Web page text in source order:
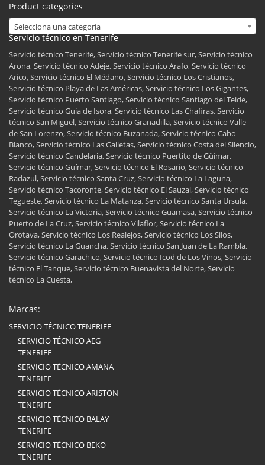
Product categories
Selecciona una categoría
Servicio técnico en Tenerife
Servicio técnico Tenerife, Servicio técnico Tenerife sur, Servicio técnico
Arona, Servicio técnico Adeje, Servicio técnico Arafo, Servicio técnico
Arico, Servicio técnico El Médano, Servicio técnico Los Cristianos,
Servicio técnico Playa de Las Américas, Servicio técnico Los Gigantes,
Servicio técnico Puerto Santiago, Servicio técnico Santiago del Teide,
Servicio técnico Guía de Isora, Servicio técnico Las Chafiras, Servicio
técnico San Miguel, Servicio técnico Granadilla, Servicio técnico Valle
de San Lorenzo, Servicio técnico Buzanada, Servicio técnico Cabo
Blanco, Servicio técnico Las Galletas, Servicio técnico Costa del Silencio,
Servicio técnico Candelaria, Servicio técnico Puertito de Güímar,
Servicio técnico Güímar, Servicio técnico El Rosario, Servicio técnico
Radazul, Servicio técnico Santa Cruz, Servicio técnico La Laguna,
Servicio técnico Tacoronte, Servicio técnico El Sauzal, Servicio técnico
Tegueste, Servicio técnico La Matanza, Servicio técnico Santa Ursula,
Servicio técnico La Victoria, Servicio técnico Guamasa, Servicio técnico
Puerto de La Cruz, Servicio técnico Vilaflor, Servicio técnico La
Orotava, Servicio técnico Los Realejos, Servicio técnico Los Silos,
Servicio técnico La Guancha, Servicio técnico San Juan de La Rambla,
Servicio técnico Garachico, Servicio técnico Icod de Los Vinos, Servicio
técnico El Tanque, Servicio técnico Buenavista del Norte, Servicio
técnico La Cuesta,
Marcas:
SERVICIO TÉCNICO TENERIFE
SERVICIO TÉCNICO AEG
TENERIFE
SERVICIO TÉCNICO AMANA
TENERIFE
SERVICIO TÉCNICO ARISTON
TENERIFE
SERVICIO TÉCNICO BALAY
TENERIFE
SERVICIO TÉCNICO BEKO
TENERIFE